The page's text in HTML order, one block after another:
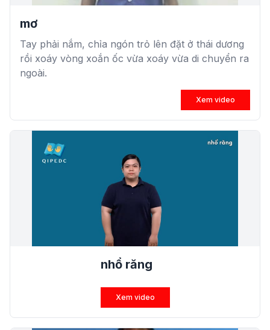
mơ
Tay phải nắm, chỉa ngón trỏ lên đặt ở thái dương
rồi xoáy vòng xoắn ốc vừa xoáy vừa di chuyển ra
ngoài.
Xem video
nhổ răng
Xem video